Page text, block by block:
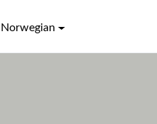
Norwegian